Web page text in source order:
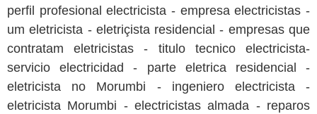
perfil profesional electricista - empresa electricistas -
um eletricista - eletriçista residencial - empresas que
contratam eletricistas - titulo tecnico electricista-
servicio electricidad - parte eletrica residencial -
eletricista no Morumbi - ingeniero electricista -
eletricista Morumbi - electricistas almada - reparos